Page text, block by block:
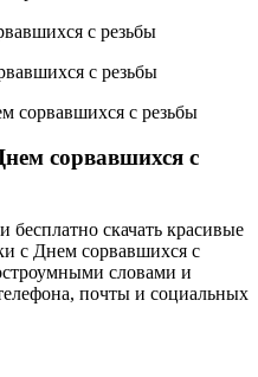
сорвавшихся с
скачать красивые
с Днем сорвавшихся с
словами и
почты и социальных